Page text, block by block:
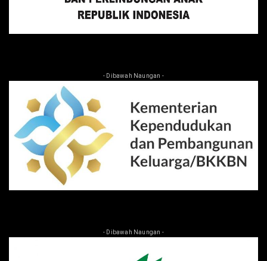
- Dibawah Naungan -
- Dibawah Naungan -